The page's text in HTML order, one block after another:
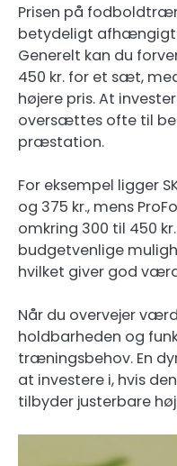
Prisen på
betydeligt
Generelt kan du
450 kr. for et sæt,
højere pris. At
oversættes ofte til
præstation.
For eksempel ligger
og 375 kr., mens
omkring 300 til 450
budgetvenlige
hvilket giver god
Når du overvejer
holdbarheden og
træningsbehov. En
at investere i, hvis
tilbyder justerbare